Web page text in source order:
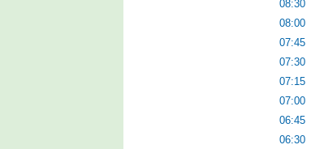
08:30
08:00
07:45
07:30
07:15
07:00
06:45
06:30